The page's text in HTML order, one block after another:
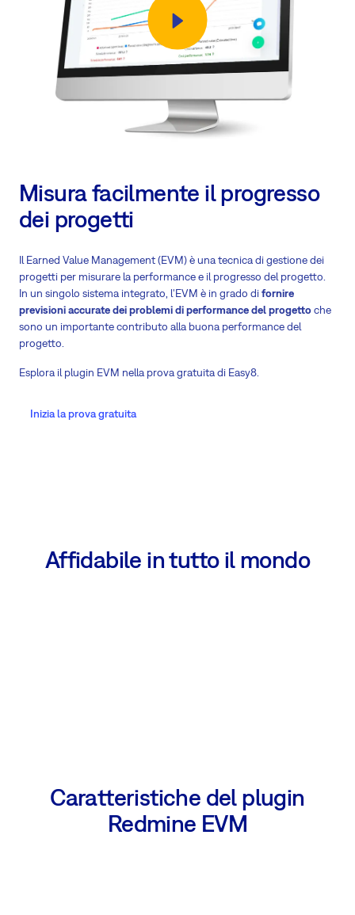
Misura facilmente il progresso
dei progetti
Il Earned Value Management (EVM) è una tecnica di gestione dei
progetti per misurare la performance e il progresso del progetto.
In un singolo sistema integrato, l'EVM è in grado difornire
previsioni accurate dei problemi di performance del progettoche
sono un importante contributo alla buona performance del
progetto.
Esplora il plugin EVM nella prova gratuita di Easy8.
Inizia la prova gratuita
Affidabile in tutto il mondo
Caratteristiche del plugin
Redmine EVM